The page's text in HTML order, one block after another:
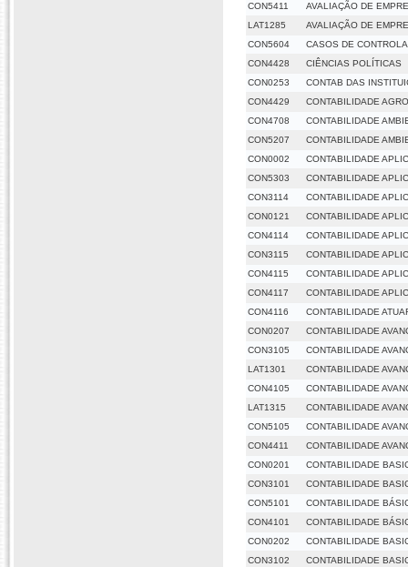
CON5411
AVALIAÇÃO DE
LAT1285
AVALIAÇÃO DE
CON5604
CASOS DE
CON4428
CIÊNCIAS POLÍTICAS
CON0253
CONTAB DAS
CON4429
CONTABILIDADE
CON4708
CONTABILIDADE
CON5207
CONTABILIDADE
CON0002
CONTABILIDADE
CON5303
CONTABILIDADE
CON3114
CONTABILIDADE
CON0121
CONTABILIDADE
CON4114
CONTABILIDADE
CON3115
CONTABILIDADE
CON4115
CONTABILIDADE
CON4117
CONTABILIDADE
CON4116
CONTABILIDADE
CON0207
CONTABILIDADE
CON3105
CONTABILIDADE
LAT1301
CONTABILIDADE
CON4105
CONTABILIDADE
LAT1315
CONTABILIDADE
CON5105
CONTABILIDADE
CON4411
CONTABILIDADE
CON0201
CONTABILIDADE
CON3101
CONTABILIDADE
CON5101
CONTABILIDADE
CON4101
CONTABILIDADE
CON0202
CONTABILIDADE
CON3102
CONTABILIDADE